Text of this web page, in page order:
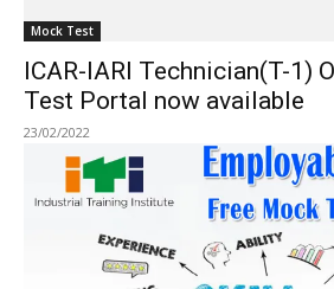
Mock Test
ICAR-IARI Technician(T-1)
Test Portal now available
23/02/2022